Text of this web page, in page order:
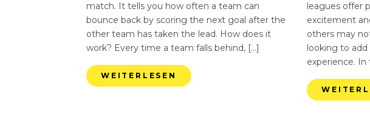
match. It tells you how often a team can
bounce back by scoring the next goal after the
other team has taken the lead. How does it
work? Every time a team falls behind, […]
WEITERLESEN
leagues offer
excitement
others may
looking to
experience. In